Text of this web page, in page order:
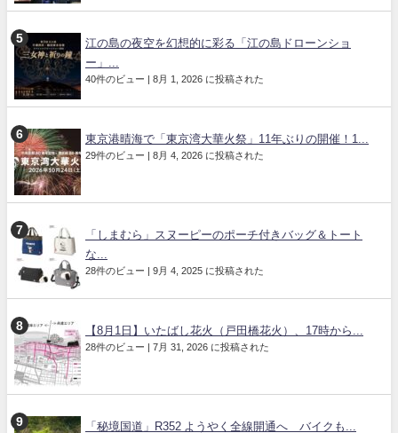
江の島の夜空を幻想的に彩る「江の島ドローンショ
ー」...
40件のビュー | 8月 1, 2026 に投稿された
東京港晴海で「東京湾大華火祭」11年ぶりの開催！1...
29件のビュー | 8月 4, 2026 に投稿された
「しまむら」スヌーピーのポーチ付きバッグ＆トート
な...
28件のビュー | 9月 4, 2025 に投稿された
【8月1日】いたばし花火（戸田橋花火）、17時から...
28件のビュー | 7月 31, 2026 に投稿された
「秘境国道」R352 ようやく全線開通へ バイクも...